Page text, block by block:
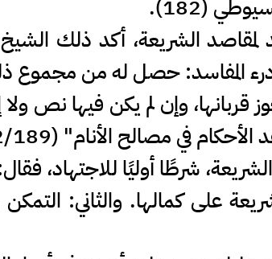
(182).
الشريعة، أكد ذلك
المفاسد: حصل له من مجموع
قربانها، وإن لم يكن فيها
في مصالح الأنام" (2/189).
شرطًا أوليًا للاجتهاد،
على كمالها. والثاني: